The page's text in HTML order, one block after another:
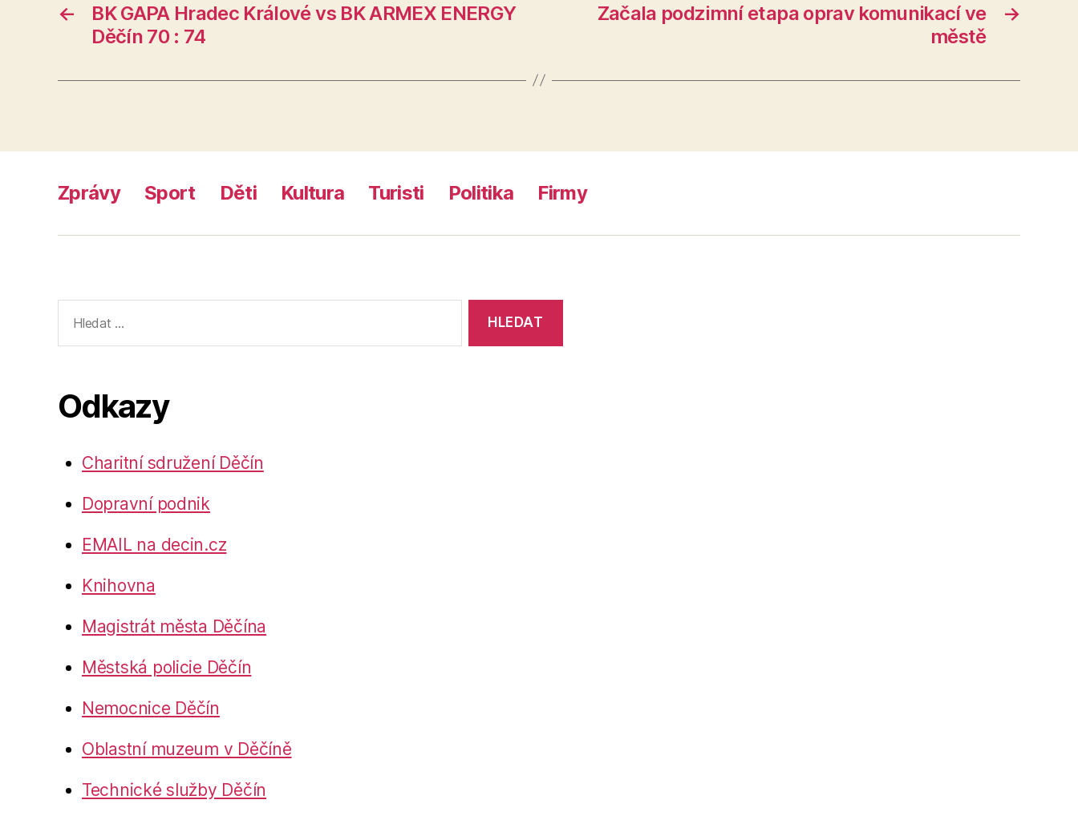
←
BK GAPA Hradec Králové vs BK ARMEX ENERGY
Děčín 70 : 74
→
Začala podzimní etapa oprav komunikací ve
městě
Zprávy Sport Děti Kultura Turisti Politika Firmy
vyhledávání:
Odkazy
Charitní sdružení Děčín
Dopravní podnik
EMAIL na decin.cz
Knihovna
Magistrát města Děčína
Městská policie Děčín
Nemocnice Děčín
Oblastní muzeum v Děčíně
Technické služby Děčín